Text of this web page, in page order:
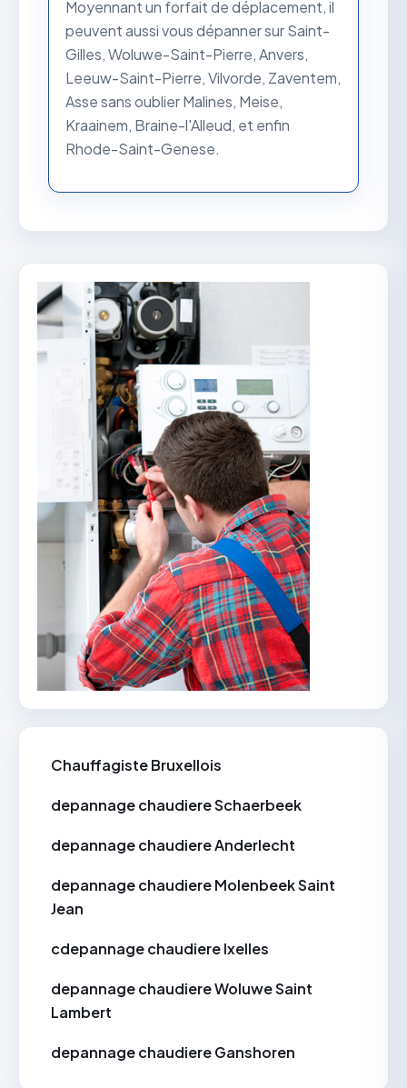
Moyennant un forfait de déplacement, il
peuvent aussi vous dépanner sur Saint-
Gilles, Woluwe-Saint-Pierre, Anvers,
Leeuw-Saint-Pierre, Vilvorde, Zaventem,
Asse sans oublier Malines, Meise,
Kraainem, Braine-l'Alleud, et enfin
Rhode-Saint-Genese.
Chauffagiste Bruxellois
depannage chaudiere Schaerbeek
depannage chaudiere Anderlecht
depannage chaudiere Molenbeek Saint
Jean
cdepannage chaudiere Ixelles
depannage chaudiere Woluwe Saint
Lambert
depannage chaudiere Ganshoren